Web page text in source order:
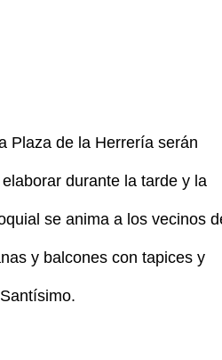
Plaza de la Herrería serán
durante la tarde y la
se anima a los vecinos
y balcones con tapices y